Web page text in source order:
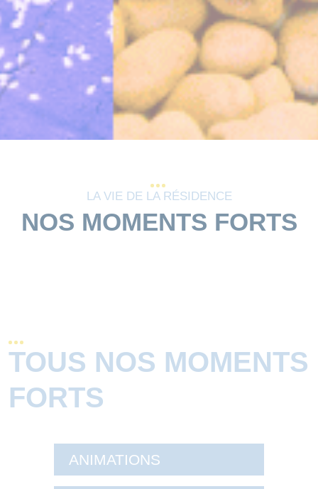
LA VIE DE LA RÉSIDENCE
NOS MOMENTS FORTS
TOUS NOS MOMENTS
FORTS
ANIMATIONS